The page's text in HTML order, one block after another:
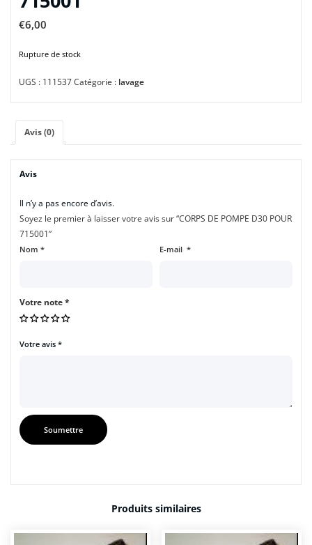
€6,00
Rupture de stock
UGS : 111537Catégorie : lavage
Avis (0)
Avis
Il n’y a pas encore d’avis.
Soyez le premier à laisser votre avis sur “CORPS DE POMPE D30 POUR
715001”
Nom * E-mail *
Votre note*
Votre avis *
Produits similaires